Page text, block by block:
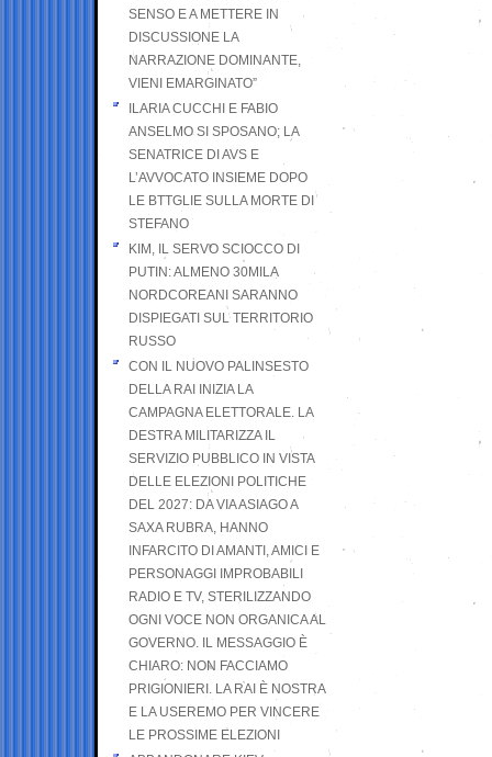
SENSO E A METTERE IN
DISCUSSIONE LA
NARRAZIONE DOMINANTE,
VIENI EMARGINATO”
ILARIA CUCCHI E FABIO
ANSELMO SI SPOSANO; LA
SENATRICE DI AVS E
L’AVVOCATO INSIEME DOPO
LE BTTGLIE SULLA MORTE DI
STEFANO
KIM, IL SERVO SCIOCCO DI
PUTIN: ALMENO 30MILA
NORDCOREANI SARANNO
DISPIEGATI SUL TERRITORIO
RUSSO
CON IL NUOVO PALINSESTO
DELLA RAI INIZIA LA
CAMPAGNA ELETTORALE. LA
DESTRA MILITARIZZA IL
SERVIZIO PUBBLICO IN VISTA
DELLE ELEZIONI POLITICHE
DEL 2027: DA VIA ASIAGO A
SAXA RUBRA, HANNO
INFARCITO DI AMANTI, AMICI E
PERSONAGGI IMPROBABILI
RADIO E TV, STERILIZZANDO
OGNI VOCE NON ORGANICA AL
GOVERNO. IL MESSAGGIO È
CHIARO: NON FACCIAMO
PRIGIONIERI. LA RAI È NOSTRA
E LA USEREMO PER VINCERE
LE PROSSIME ELEZIONI